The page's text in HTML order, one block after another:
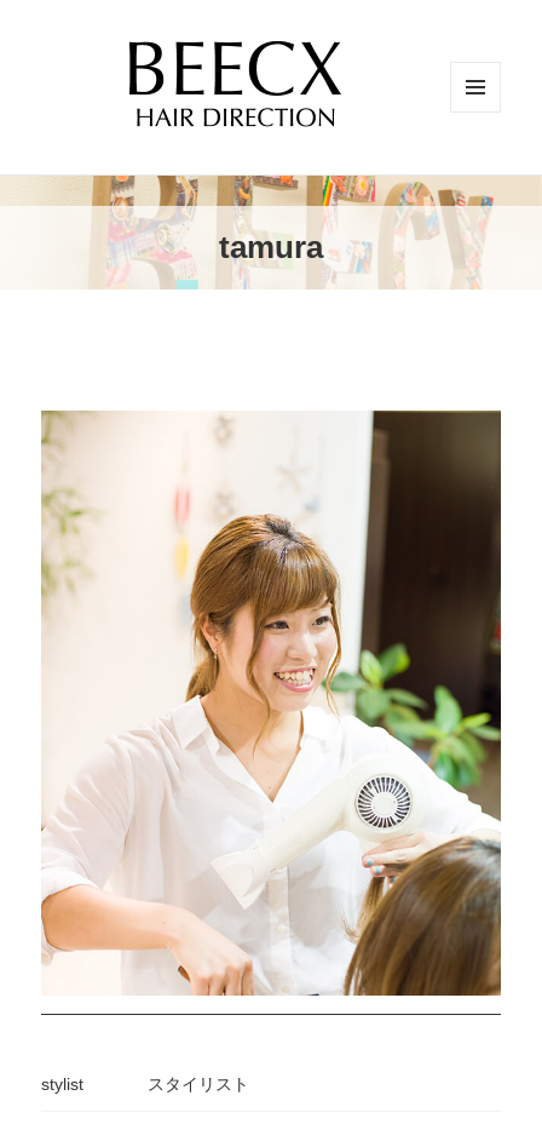
ット
tamura
stylist スタイリスト